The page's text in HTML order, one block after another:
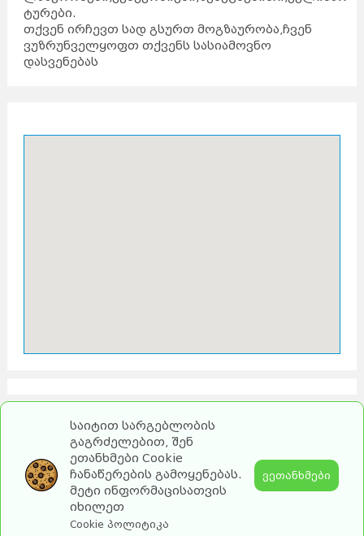
ტურები.
თქვენ ირჩევთ სად გსურთ მოგზაურობა,ჩვენ
ვუზრუნველყოფთ თქვენს სასიამოვნო
დასვენებას
2026 turebi.ge. All Rights Reserved.
საიტით სარგებლობის
გაგრძელებით, შენ
ეთანხმები Cookie
ჩანაწერების გამოყენებას.
მეტი ინფორმაცისათვის
იხილეთ
Cookie პოლიტიკა
ვეთანხმები